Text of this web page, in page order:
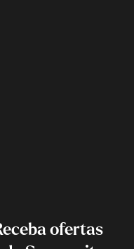
ofertas